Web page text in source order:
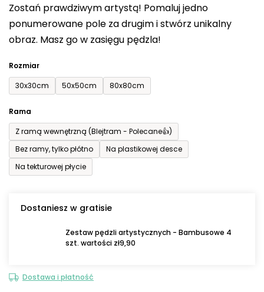
Zostań prawdziwym artystą! Pomaluj jedno
ponumerowane pole za drugim i stwórz unikalny
obraz. Masz go w zasięgu pędzla!
Rozmiar
30x30cm
50x50cm 80x80cm
Rama
Z ramą wewnętrzną (Blejtram - Polecane👍)
Bez ramy, tylko płótno
Na plastikowej desce
Na tekturowej płycie
Dostaniesz w gratisie
Zestaw pędzli artystycznych - Bambusowe 4
szt. wartości zł9,90
Dostawa i płatność
na
5
gwiazdek.